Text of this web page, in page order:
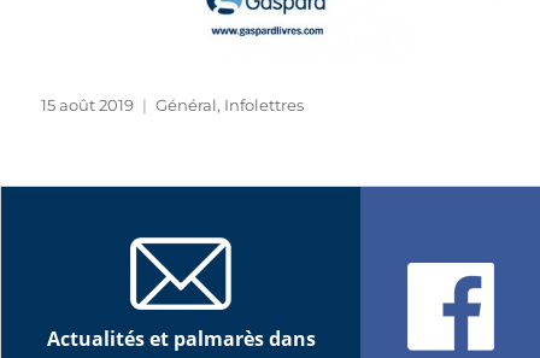
Publié
15 août 2019 Catégories
Général, Infolettres
Actualités et palmarès dans